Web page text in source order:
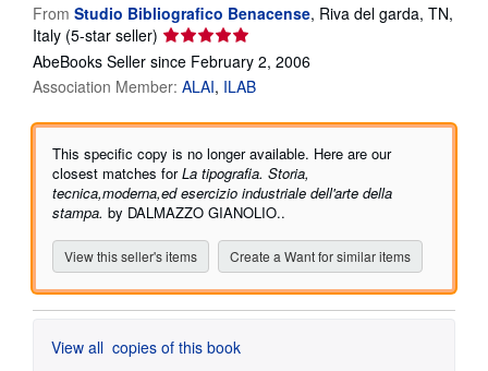
From Studio Bibliografico Benacense, Riva del garda, TN,
Italy (5-star seller) Seller
rating
out
of
stars
AbeBooks Seller since February 2, 2006
Association Member: ALAI ILAB
This specific copy is no longer available. Here are our
closest matches forLa tipografia. Storia,
tecnica,moderna,ed esercizio industriale dell'arte della
stampa. by DALMAZZO GIANOLIO..
View this seller's items Create a Want for similar items
View all copies of this book